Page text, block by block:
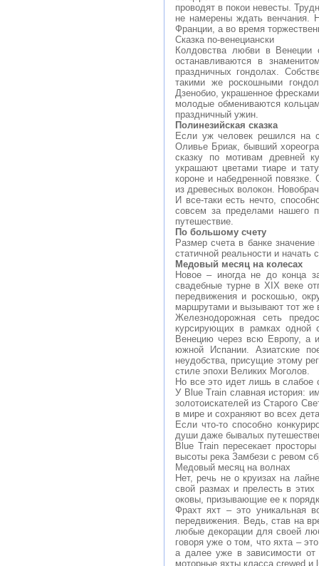
проводят в покои невесты.
не намерены ждать венчания.
Франции, а во время
Сказка по-венециански
Колдовства любви в Венеции
останавливаются в
праздничных гондолах.
такими же роскошными
Дзенобио, украшенное
молодые обмениваются
праздничный ужин.
Полинезийская сказка
Если уж человек решился на
Оливье Бриак, бывший
сказку по мотивам древней
украшают цветами тиаре и
короне и набедренной
из древесных волокон.
И все-таки есть нечто,
совсем за пределами нашего
путешествие.
По большому счету
Размер счета в банке
статичной реальности и
Медовый месяц на колесах
Новое – иногда не до конца
свадебные турне в XIX веке
передвижения и роскошью,
маршрутами и вызывают тот же
Железнодорожная сеть
курсирующих в рамках одной
Венецию через всю Европу, а
южной Испании. Азиатские
неудобства, присущие этому
стиле эпохи Великих Моголов.
Но все это идет лишь в слабое
У Blue Train славная история:
золотоискателей из Старого
в мире и сохраняют во всех
Если что-то способно
души даже бывалых
Blue Train пересекает
высоты река Замбези с ревом
Медовый месяц на волнах
Нет, речь не о круизах на
свой размах и прелесть в
оковы, призывающие ее к
Фрахт яхт – это уникальная
передвижения. Ведь, став на
любые декорации для своей
говоря уже о том, что яхта –
а далее уже в зависимости от
моторные яхты класса crewed и